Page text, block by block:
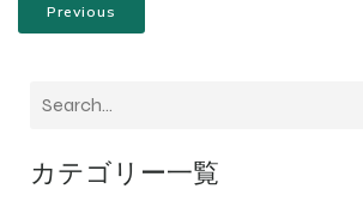
Previous
カテゴリー一覧